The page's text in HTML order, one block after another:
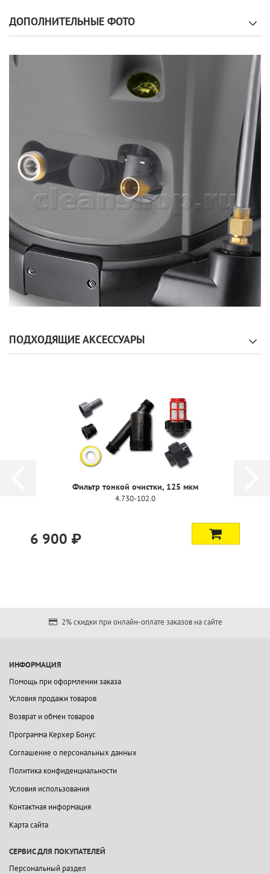
ДОПОЛНИТЕЛЬНЫЕ ФОТО
ПОДХОДЯЩИЕ АКСЕССУАРЫ
Фильтр тонкой очистки, 125 мкм
4.730-102.0
6 900 ₽
2% скидки при онлайн-оплате заказов на сайте
ИНФОРМАЦИЯ
Помощь при оформлении заказа
Условия продажи товаров
Возврат и обмен товаров
Программа Керхер Бонус
Соглашение о персональных данных
Политика конфиденциальности
Условия использования
Контактная информация
Карта сайта
СЕРВИС ДЛЯ ПОКУПАТЕЛЕЙ
Персональный раздел